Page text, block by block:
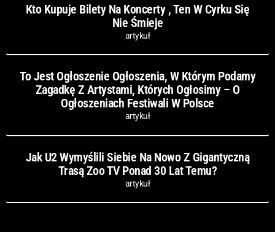
Kto Kupuje Bilety Na Koncerty , Ten W Cyrku Się
Nie Śmieje
artykuł
To Jest Ogłoszenie Ogłoszenia, W Którym Podamy
Zagadkę Z Artystami, Których Ogłosimy – O
Ogłoszeniach Festiwali W Polsce
artykuł
Jak U2 Wymyślili Siebie Na Nowo Z Gigantyczną
Trasą Zoo TV Ponad 30 Lat Temu?
artykuł